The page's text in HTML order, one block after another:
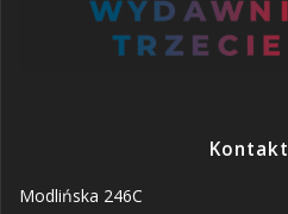
Kontakt
Modlińska 246C